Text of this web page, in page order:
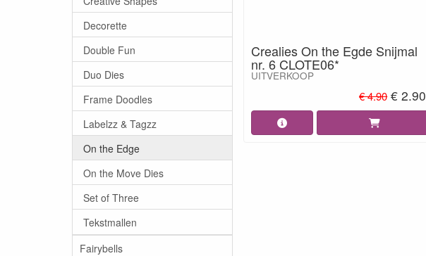
Decorette
Double Fun
Duo Dies
Frame Doodles
Labelzz & Tagzz
On the Edge
On the Move Dies
Set of Three
Tekstmallen
Fairybells
Crealies On the Egde Snijmal
nr. 6 CLOTE06*
UITVERKOOP
€ 4.90 € 2.90